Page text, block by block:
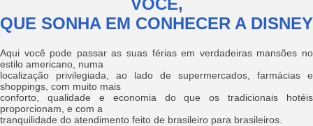
VOCÊ,
QUE SONHA EM CONHECER A DISNEY
Aqui você pode passar as suas férias em verdadeiras mansões no
estilo americano, numa
localização privilegiada, ao lado de supermercados, farmácias e
shoppings, com muito mais
conforto, qualidade e economia do que os tradicionais hotéis
proporcionam, e com a
tranquilidade do atendimento feito de brasileiro para brasileiros.